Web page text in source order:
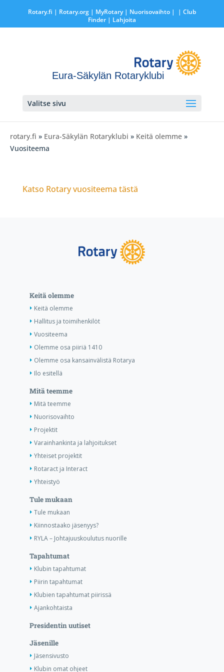
Rotary.fi | Rotary.org| MyRotary | Nuorisovaihto|
| Club
Finder| Lahjoita
Eura-Säkylän Rotaryklubi
Valitse sivu
rotary.fi » Eura-Säkylän Rotaryklubi » Keitä olemme »
Vuositeema
Katso Rotary vuositeema tästä
Keitä olemme
Keitä olemme
Hallitus ja toimihenkilöt
Vuositeema
Olemme osa piiriä 1410
Olemme osa kansainvälistä Rotarya
Ilo esitellä
Mitä teemme
Mitä teemme
Nuorisovaihto
Projektit
Varainhankinta ja lahjoitukset
Yhteiset projektit
Rotaract ja Interact
Yhteistyö
Tule mukaan
Tule mukaan
Kiinnostaako jäsenyys?
RYLA – Johtajuuskoulutus nuorille
Tapahtumat
Klubin tapahtumat
Piirin tapahtumat
Klubien tapahtumat piirissä
Ajankohtaista
Presidentin uutiset
Jäsenille
Jäsensivusto
Klubin omat ohjeet